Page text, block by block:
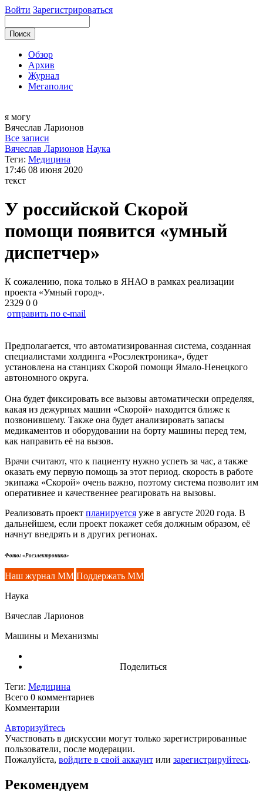
Войти Зарегистрироваться
Обзор
Архив
Журнал
Мегаполис
я могу
Вячеслав Ларионов
Все записи
Вячеслав Ларионов Наука
Теги: Медицина
17:46 08 июня 2020
текст
У российской Скорой
помощи появится «умный
диспетчер»
К сожалению, пока только в ЯНАО в рамках реализации
проекта «Умный город».
2329 0 0
отправить по e-mail
Предполагается, что автоматизированная система, созданная
специалистами холдинга «Росэлектроника», будет
установлена на станциях Скорой помощи Ямало-Ненецкого
автономного округа.
Она будет фиксировать все вызовы автоматически определяя,
какая из дежурных машин «Скорой» находится ближе к
позвонившему. Также она будет анализировать запасы
медикаментов и оборудовании на борту машины перед тем,
как направить её на вызов.
Врачи считают, что к пациенту нужно успеть за час, а также
оказать ему первую помощь за этот период. скорость в работе
экипажа «Скорой» очень важно, поэтому система позволит им
оперативнее и качественнее реагировать на вызовы.
Реализовать проект планируется уже в августе 2020 года. В
дальнейшем, если проект покажет себя должным образом, её
начнут внедрять и в других регионах.
Фото: «Росэлектроника»
Наш журнал ММ Поддержать ММ
Наука
Вячеслав Ларионов
Машины и Механизмы
Поделиться
Теги: Медицина
Всего 0 комментариев
Комментарии
Авторизуйтесь
Участвовать в дискуссии могут только зарегистрированные
пользователи, после модерации.
Пожалуйста, войдите в свой аккаунт или зарегистрируйтесь.
Рекомендуем